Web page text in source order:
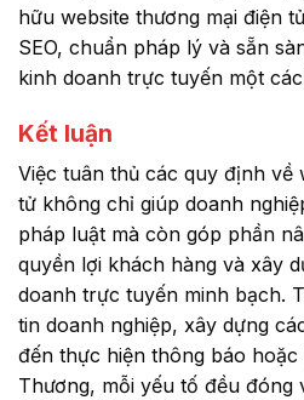
hữu website thương mại điện
SEO, chuẩn pháp lý và sẵn
kinh doanh trực tuyến một
Kết luận
Việc tuân thủ các quy định về
tử không chỉ giúp doanh
pháp luật mà còn góp phần
quyền lợi khách hàng và xây
doanh trực tuyến minh bạch.
tin doanh nghiệp, xây dựng
đến thực hiện thông báo
Thương, mỗi yếu tố đều